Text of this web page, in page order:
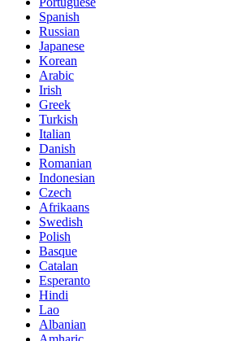
Spanish
Russian
Japanese
Korean
Arabic
Irish
Greek
Turkish
Italian
Danish
Romanian
Indonesian
Czech
Afrikaans
Swedish
Polish
Basque
Catalan
Esperanto
Hindi
Lao
Albanian